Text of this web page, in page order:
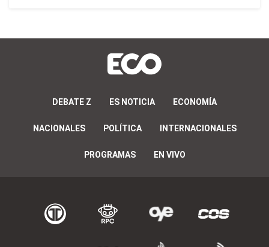
DEBATE Z ES NOTICIA ECONOMÍA
NACIONALES POLÍTICA INTERNACIONALES
PROGRAMAS EN VIVO